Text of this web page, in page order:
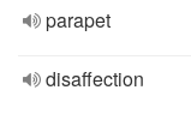
parapet
disaffection